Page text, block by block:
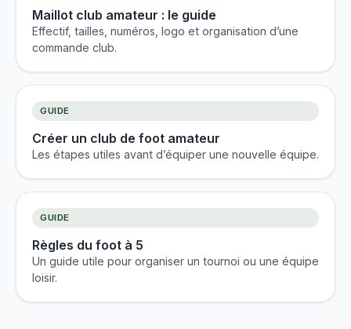
Maillot club amateur : le guide
Effectif, tailles, numéros, logo et organisation d’une
commande club.
GUIDE
Créer un club de foot amateur
Les étapes utiles avant d’équiper une nouvelle équipe.
GUIDE
Règles du foot à 5
Un guide utile pour organiser un tournoi ou une équipe
loisir.